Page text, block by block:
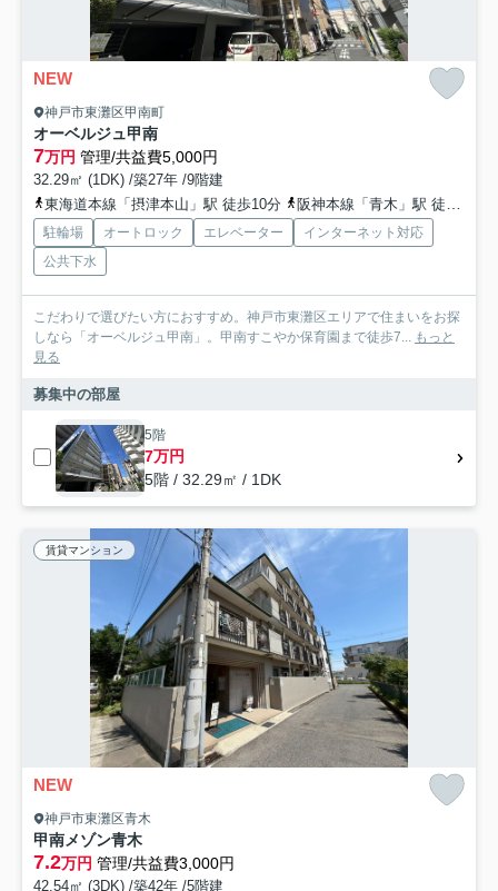
NEW
神戸市東灘区甲南町
オーベルジュ甲南
7万円 管理/共益費5,000円
32.29㎡ (1DK) /築27年 /9階建
東海道本線「摂津本山」駅 徒歩10分
阪神本線「青木」駅 徒歩14分
駐輪場 オートロック エレベーター
インターネット対応
公共下水
こだわりで選びたい方におすすめ。神戸市東灘区エリアで住まいをお探
しなら「オーベルジュ甲南」。甲南すこやか保育園まで徒歩7... もっと
見る
募集中の部屋
5階
7万円
5階 / 32.29㎡ / 1DK
賃貸マンション
NEW
神戸市東灘区青木
甲南メゾン青木
7.2万円 管理/共益費3,000円
42.54㎡ (3DK) /築42年 /5階建